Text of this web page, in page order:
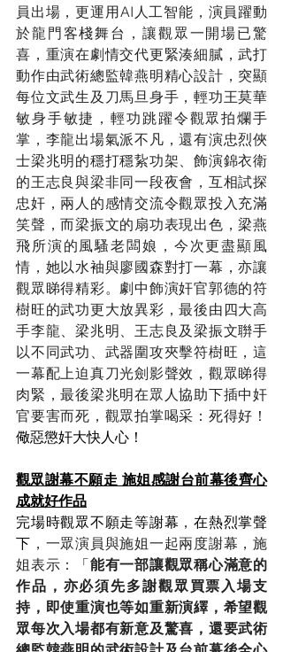
員出場，更運用AI人工智能，演員躍動
於龍門客棧舞台，讓觀眾一開場已驚
喜，重演在劇情交代更緊湊細膩，武打
動作由武術總監韓燕明精心設計，突顯
每位文武生及刀馬旦身手，輕功王莫華
敏身手敏捷，輕功跳躍令觀眾拍爛手
掌，李龍出場氣派不凡，還有演忠烈俠
士梁兆明的穩打穩紥功架、飾演錦衣衛
的王志良與梁非同一段夜會，互相試探
忠奸，兩人的感情交流令觀眾投入充滿
笑聲，而梁振文的扇功表現出色，梁燕
飛所演的風騷老闆娘，今次更盡顯風
情，她以水袖與廖國森對打一幕，亦讓
觀眾睇得精彩。劇中飾演奸官郭德的符
樹旺的武功更大放異彩，最後由四大高
手李龍、梁兆明、王志良及梁振文聨手
以不同武功、武器圍攻夾擊符樹旺，這
一幕配上迫真刀光劍影聲效，觀眾睇得
肉緊，最後梁兆明在眾人協助下插中奸
官要害而死，觀眾拍掌喝采：死得好！
儆惡懲奸大快人心！
觀眾謝幕不願走 施姐感謝台前幕後齊心
成就好作品
完場時觀眾不願走等謝幕 ， 在熱烈掌聲
下 ，一眾演員與施姐一起兩度謝幕，施
姐表示：
「能有一部讓觀眾稱心滿意的
作品，亦必須先多謝觀眾買票入場支
持，即使重演也等如重新演繹，希望觀
眾每次入場都有新意及驚喜，還要武術